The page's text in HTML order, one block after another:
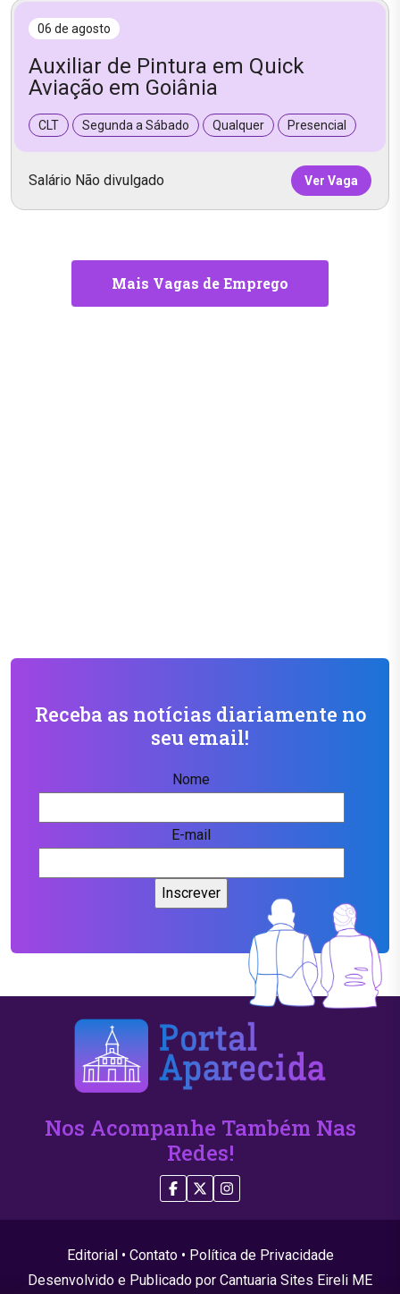
06 de agosto
Auxiliar de Pintura em Quick
Aviação em Goiânia
CLT Segunda a Sábado Qualquer Presencial
Salário Não divulgado Ver Vaga
Mais Vagas de Emprego
Receba as notícias diariamente no
seu email!
Nome
E-mail
Nos Acompanhe Também Nas
Redes!
Editorial • Contato• Política de Privacidade
Desenvolvido e Publicado por Cantuaria Sites Eireli ME